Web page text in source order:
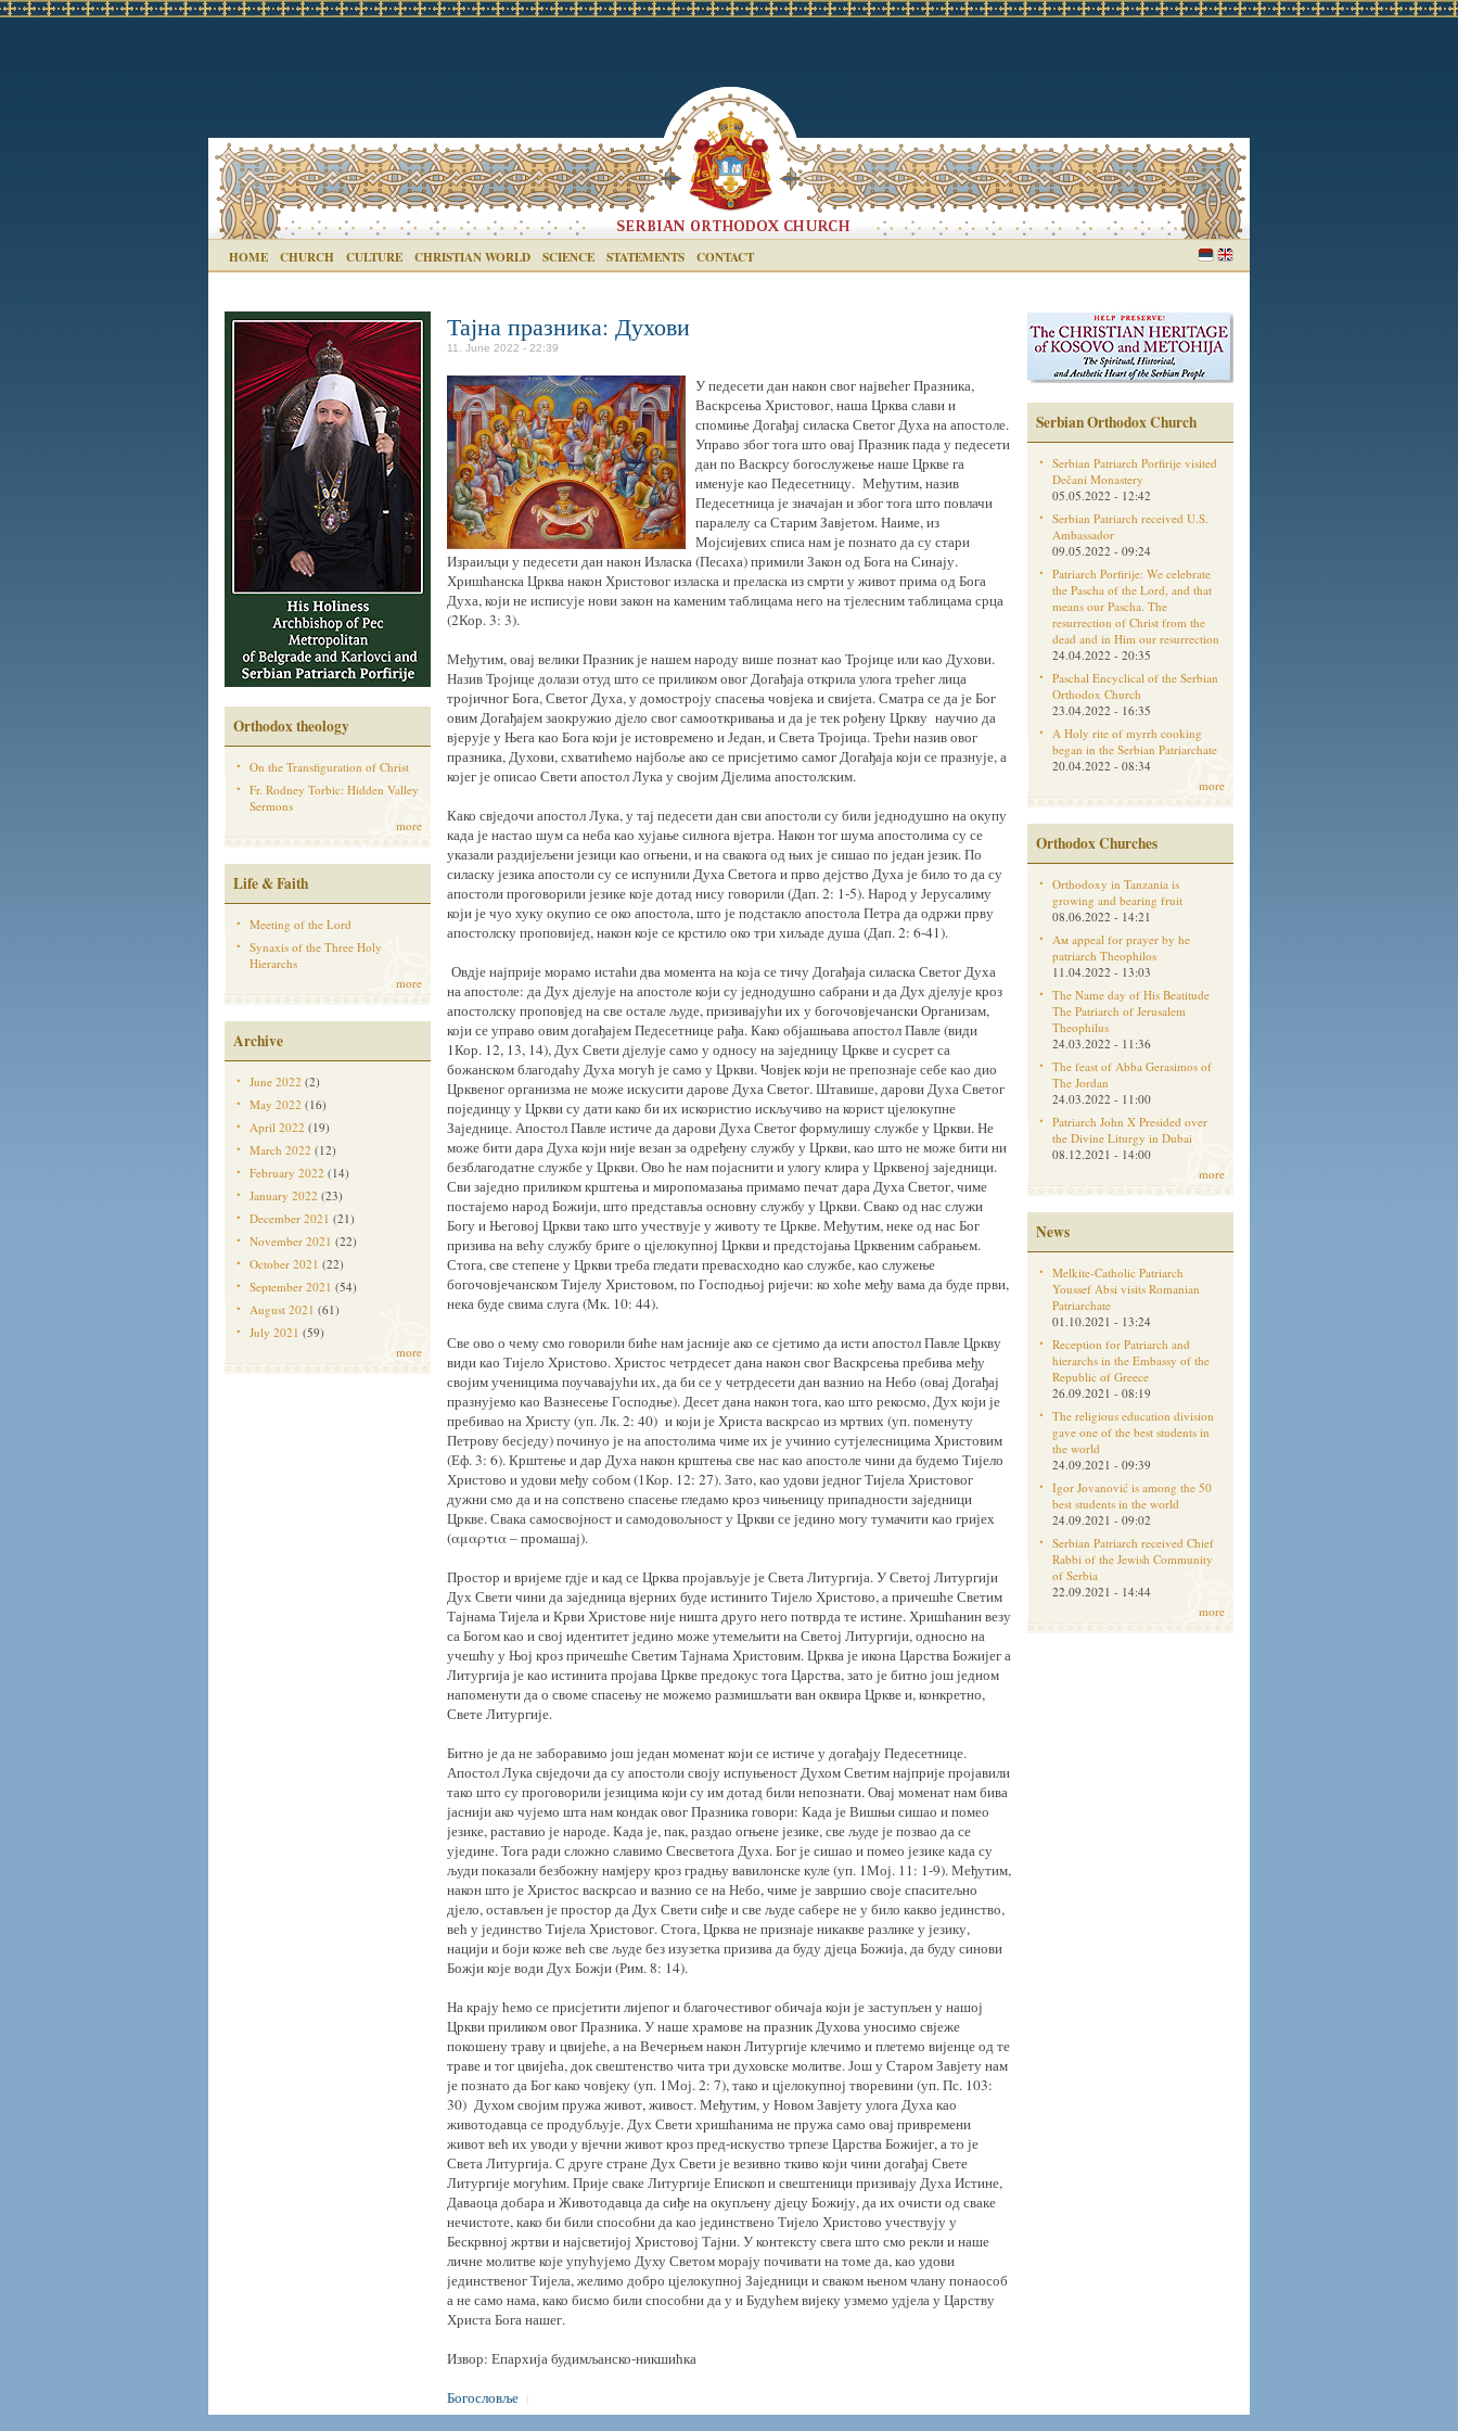
HOME CHURCH CULTURE CHRISTIAN WORLD SCIENCE STATEMENTS CONTACT
Orthodox theology
On the Transfiguration of Christ
Fr. Rodney Torbic: Hidden Valley
Sermons
more
Life & Faith
Meeting of the Lord
Synaxis of the Three Holy
Hierarchs
more
Archive
June 2022 (2)
May 2022 (16)
April 2022 (19)
March 2022 (12)
February 2022 (14)
January 2022 (23)
December 2021 (21)
November 2021 (22)
October 2021 (22)
September 2021 (54)
August 2021 (61)
July 2021 (59)
more
Тајна празника: Духови
11. June 2022 - 22:39
У педесети дан након свог највећег Празника,
Васкрсења Христовог, наша Црква слави и
спомиње Догађај силаска Светог Духа на апостоле.
Управо због тога што овај Празник пада у педесети
дан по Васкрсу богослужење наше Цркве га
именује као Педесетницу. Међутим, назив
Педесетница је значајан и због тога што повлачи
паралелу са Старим Завјетом. Наиме, из
Мојсијевих списа нам је познато да су стари
Израиљци у педесети дан након Изласка (Песаха) примили Закон од Бога на Синају.
Хришћанска Црква након Христовог изласка и преласка из смрти у живот прима од Бога
Духа, који не исписује нови закон на каменим таблицама него на тјелесним таблицама срца
(2Кор. 3: 3).
Међутим, овај велики Празник је нашем народу више познат као Тројице или као Духови.
Назив Тројице долази отуд што се приликом овог Догађаја открила улога трећег лица
тројичног Бога, Светог Духа, у домостроју спасења човјека и свијета. Сматра се да је Бог
овим Догађајем заокружио дјело свог самооткривања и да је тек рођену Цркву научио да
вјерује у Њега као Бога који је истовремено и Један, и Света Тројица. Трећи назив овог
празника, Духови, схватићемо најбоље ако се присјетимо самог Догађаја који се празнује, а
којег је описао Свети апостол Лука у својим Дјелима апостолским.
Како свједочи апостол Лука, у тај педесети дан сви апостоли су били једнодушно на окупу
када је настао шум са неба као хујање силнога вјетра. Након тог шума апостолима су се
указали раздијељени језици као огњени, и на свакога од њих је сишао по један језик. По
силаску језика апостоли су се испунили Духа Светога и прво дејство Духа је било то да су
апостоли проговорили језике које дотад нису говорили (Дап. 2: 1-5). Народ у Јерусалиму
који је чуо хуку окупио се око апостола, што је подстакло апостола Петра да одржи прву
апостолску проповијед, након које се крстило око три хиљаде душа (Дап. 2: 6-41).
Овдје најприје морамо истаћи два момента на која се тичу Догађаја силаска Светог Духа
на апостоле: да Дух дјелује на апостоле који су једнодушно сабрани и да Дух дјелује кроз
апостолску проповјед на све остале људе, призивајући их у богочовјечански Организам,
који се управо овим догађајем Педесетнице рађа. Како објашњава апостол Павле (види
1Кор. 12, 13, 14), Дух Свети дјелује само у односу на заједницу Цркве и сусрет са
божанском благодаћу Духа могућ је само у Цркви. Човјек који не препознаје себе као дио
Црквеног организма не може искусити дарове Духа Светог. Штавише, дарови Духа Светог
појединцу у Цркви су дати како би их искористио искључиво на корист цјелокупне
Заједнице. Апостол Павле истиче да дарови Духа Светог формулишу службе у Цркви. Не
може бити дара Духа који није везан за одређену службу у Цркви, као што не може бити ни
безблагодатне службе у Цркви. Ово ће нам појаснити и улогу клира у Црквеној заједници.
Сви заједно приликом крштења и миропомазања примамо печат дара Духа Светог, чиме
постајемо народ Божији, што представља основну службу у Цркви. Свако од нас служи
Богу и Његовој Цркви тако што учествује у животу те Цркве. Међутим, неке од нас Бог
призива на већу службу бриге о цјелокупној Цркви и предстојања Црквеним сабрањем.
Стога, све степене у Цркви треба гледати превасходно као службе, као служење
богочовјечанском Тијелу Христовом, по Господњој ријечи: ко хоће међу вама да буде први,
нека буде свима слуга (Мк. 10: 44).
Све ово о чему смо говорили биће нам јасније ако се сјетимо да исти апостол Павле Цркву
види као Тијело Христово. Христос четрдесет дана након свог Васкрсења пребива међу
својим ученицима поучавајући их, да би се у четрдесети дан вазнио на Небо (овај Догађај
празнујемо као Вазнесење Господње). Десет дана након тога, као што рекосмо, Дух који је
пребивао на Христу (уп. Лк. 2: 40) и који је Христа васкрсао из мртвих (уп. поменуту
Петрову бесједу) починуо је на апостолима чиме их је учинио сутјелесницима Христовим
(Еф. 3: 6). Крштење и дар Духа након крштења све нас као апостоле чини да будемо Тијело
Христово и удови међу собом (1Кор. 12: 27). Зато, као удови једног Тијела Христовог
дужни смо да и на сопствено спасење гледамо кроз чињеницу припадности заједници
Цркве. Свака самосвoјност и самодовољност у Цркви се једино могу тумачити као гријех
(αμαρτια – промашај).
Простор и вријеме гдје и кад се Црква пројављује је Света Литургија. У Светој Литургији
Дух Свети чини да заједница вјерних буде истинито Тијело Христово, а причешће Светим
Тајнама Тијела и Крви Христове није ништа друго него потврда те истине. Хришћанин везу
са Богом као и свој идентитет једино може утемељити на Светој Литургији, односно на
учешћу у Њој кроз причешће Светим Тајнама Христовим. Црква је икона Царства Божијег а
Литургија је као истинита пројава Цркве предокус тога Царства, зато је битно још једном
напоменути да о своме спасењу не можемо размишљати ван оквира Цркве и, конкретно,
Свете Литургије.
Битно је да не заборавимо још један моменат који се истиче у догађају Педесетнице.
Апостол Лука свједочи да су апостоли своју испуњеност Духом Светим најприје пројавили
тако што су проговорили језицима који су им дотад били непознати. Овај моменат нам бива
јаснији ако чујемо шта нам кондак овог Празника говори: Када је Вишњи сишао и помео
језике, раставио је народе. Када је, пак, раздао огњене језике, све људе је позвао да се
уједине. Тога ради сложно славимо Свесветога Духа. Бог је сишао и помео језике када су
људи показали безбожну намјеру кроз градњу вавилонске куле (уп. 1Мој. 11: 1-9). Међутим,
након што је Христос васкрсао и вазнио се на Небо, чиме је завршио своје спаситељно
дјело, остављен је простор да Дух Свети сиђе и све људе сабере не у било какво јединство,
већ у јединство Тијела Христовог. Стога, Црква не признаје никакве разлике у језику,
нацији и боји коже већ све људе без изузетка призива да буду дјеца Божија, да буду синови
Божји које води Дух Божји (Рим. 8: 14).
На крају ћемо се присјетити лијепог и благочестивог обичаја који је заступљен у нашој
Цркви приликом овог Празника. У наше храмове на празник Духова уносимо свјеже
покошену траву и цвијеће, а на Вечерњем након Литургије клечимо и плетемо вијенце од те
траве и тог цвијећа, док свештенство чита три духовске молитве. Још у Старом Завјету нам
је познато да Бог како човјеку (уп. 1Мој. 2: 7), тако и цјелокупној творевини (уп. Пс. 103:
30) Духом својим пружа живот, живост. Међутим, у Новом Завјету улога Духа као
животодавца се продубљује. Дух Свети хришћанима не пружа само овај привремени
живот већ их уводи у вјечни живот кроз пред-искуство трпезе Царства Божијег, а то је
Света Литургија. С друге стране Дух Свети је везивно ткиво који чини догађај Свете
Литургије могућим. Прије сваке Литургије Епископ и свештеници призивају Духа Истине,
Даваоца добара и Животодавца да сиђе на окупљену дјецу Божију, да их очисти од сваке
нечистоте, како би били способни да као јединствено Тијело Христово учествују у
Бескрвној жртви и најсветијој Христовој Тајни. У контексту свега што смо рекли и наше
личне молитве које упућујемо Духу Светом морају почивати на томе да, као удови
јединственог Тијела, желимо добро цјелокупној Заједници и сваком њеном члану понаособ
а не само нама, како бисмо били способни да у и Будућем вијеку узмемо удјела у Царству
Христа Бога нашег.
Извор: Епархија будимљанско-никшићка
Богословље
Serbian Orthodox Church
Serbian Patriarch Porfirije visited
Dečani Monastery
05.05.2022 - 12:42
Serbian Patriarch received U.S.
Ambassador
09.05.2022 - 09:24
Patriarch Porfirije: We celebrate
the Pascha of the Lord, and that
means our Pascha. The
resurrection of Christ from the
dead and in Him our resurrection
24.04.2022 - 20:35
Paschal Encyclical of the Serbian
Orthodox Church
23.04.2022 - 16:35
A Holy rite of myrrh cooking
began in the Serbian Patriarchate
20.04.2022 - 08:34
more
Orthodox Churches
Orthodoxy in Tanzania is
growing and bearing fruit
08.06.2022 - 14:21
Aм appeal for prayer by he
patriarch Theophilos
11.04.2022 - 13:03
The Name day of His Beatitude
The Patriarch of Jerusalem
Theophilus
24.03.2022 - 11:36
The feast of Abba Gerasimos of
The Jordan
24.03.2022 - 11:00
Patriarch John X Presided over
the Divine Liturgy in Dubai
08.12.2021 - 14:00
more
News
Melkite-Catholic Patriarch
Youssef Absi visits Romanian
Patriarchate
01.10.2021 - 13:24
Reception for Patriarch and
hierarchs in the Embassy of the
Republic of Greece
26.09.2021 - 08:19
The religious education division
gave one of the best students in
the world
24.09.2021 - 09:39
Igor Jovanović is among the 50
best students in the world
24.09.2021 - 09:02
Serbian Patriarch received Chief
Rabbi of the Jewish Community
of Serbia
22.09.2021 - 14:44
more